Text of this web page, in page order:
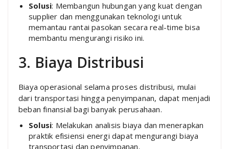
Solusi: Membangun hubungan yang kuat dengan
supplier dan menggunakan teknologi untuk
memantau rantai pasokan secara real-time bisa
membantu mengurangi risiko ini.
3. Biaya Distribusi
Biaya operasional selama proses distribusi, mulai
dari transportasi hingga penyimpanan, dapat menjadi
beban finansial bagi banyak perusahaan.
Solusi: Melakukan analisis biaya dan menerapkan
praktik efisiensi energi dapat mengurangi biaya
transportasi dan penyimpanan.